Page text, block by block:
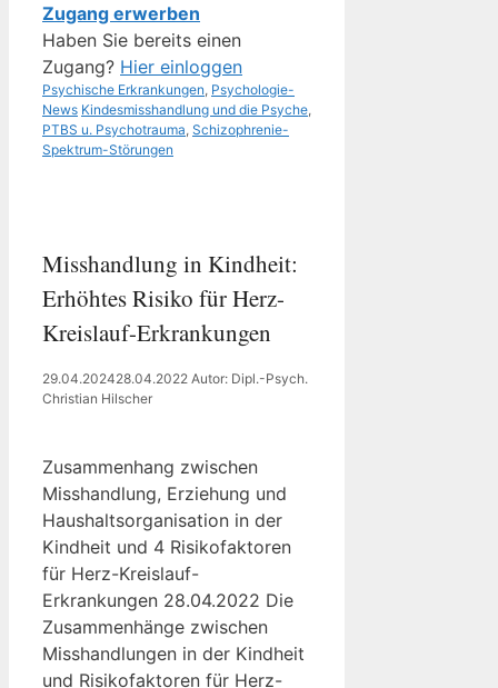
Zugang erwerben
Haben Sie bereits einen
Zugang? Hier einloggen
Kategorien
Psychische Erkrankungen, Psychologie-
News Schlagwörter
Kindesmisshandlung und die Psyche,
PTBS u. Psychotrauma, Schizophrenie-
Spektrum-Störungen
Misshandlung in Kindheit:
Erhöhtes Risiko für Herz-
Kreislauf-Erkrankungen
29.04.202428.04.2022 Autor: Dipl.-Psych.
Christian Hilscher
Zusammenhang zwischen
Misshandlung, Erziehung und
Haushaltsorganisation in der
Kindheit und 4 Risikofaktoren
für Herz-Kreislauf-
Erkrankungen 28.04.2022 Die
Zusammenhänge zwischen
Misshandlungen in der Kindheit
und Risikofaktoren für Herz-